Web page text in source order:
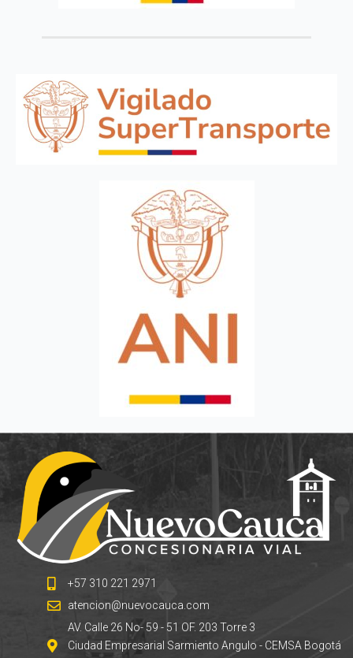
+57 310 221 2971
atencion@nuevocauca.com
AV. Calle 26 No- 59 - 51 OF. 203 Torre 3
Ciudad Empresarial Sarmiento Angulo - CEMSA Bogotá